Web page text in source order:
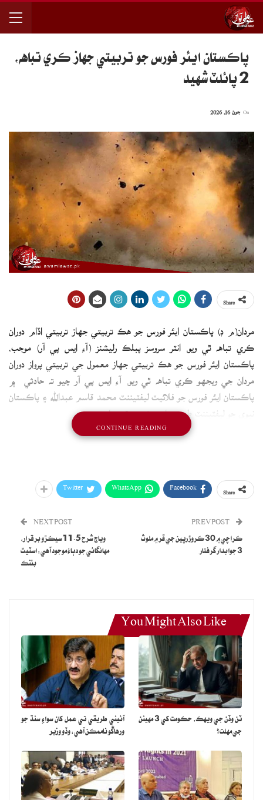
پاڪستان ايئر فورس جو تربيتي جهاز ڪري تباهه،
2 پائلٽ شهيد
مردان(م ڊ) پاڪستان ايئر فورس جو هڪ تربيتي جهاز تربيتي اڏام دوران
ڪري تباهه ٿي ويو. انٽر سروسز پبلڪ رليشنز (آءِ ايس پي آر) موجب،
پاڪستان ايئر فورس جو هڪ تربيتي جهاز معمول جي تربيتي پرواز دوران
مردان جي ويجهو ڪري تباهه ٿي ويو. آءِ ايس پي آر چيو ته حادثي ۾
پاڪستان ايئر فورس جو فلائيٽ ليفٽيننٽ محمد قاسم عبدالله ۽ پاڪستان
نيوي جو ليفٽيننٽ طحه عباسي شهيد ٿي ويا.
Facebook
WhatsApp
Twitter
ڪراچي ۾ 30 ڪروڙ رپين جي ڦر ۾ ملوث
3 جوابدار گرفتار
NEXT POST
وياج شرح 11.5 سيڪڙو برقرار،
مهانگائي جو دٻاءُ موجود آهي: اسٽيٽ
بئنڪ
You Might Also Like
ٽن وڏن جي ويهڪ، حڪومت کي 3 مهينن
جي مهلت؟
آئيني طريقي تي عمل کان سواءِ سنڌ جو
ورهاڱو ناممڪن آهي: وڏو وزير